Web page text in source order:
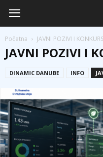
Početna JAVNI POZIVI I
JAVNI POZIVI I
DINAMIC DANUBE INFO